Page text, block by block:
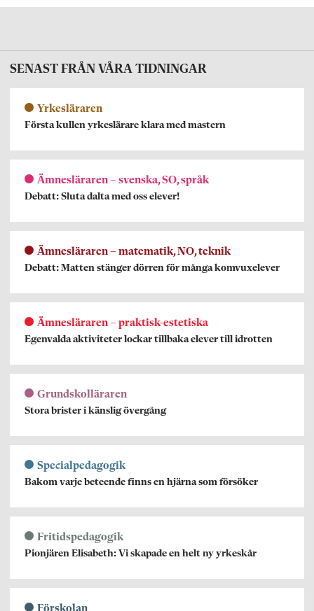
SENAST FRÅN VÅRA TIDNINGAR
Yrkesläraren
Första kullen yrkeslärare klara med mastern
Ämnesläraren – svenska, SO, språk
Debatt: Sluta dalta med oss elever!
Ämnesläraren – matematik, NO, teknik
Debatt: Matten stänger dörren för många komvuxelever
Ämnesläraren – praktisk-estetiska
Egenvalda aktiviteter lockar tillbaka elever till idrotten
Grundskolläraren
Stora brister i känslig övergång
Specialpedagogik
Bakom varje beteende finns en hjärna som försöker
Fritidspedagogik
Pionjären Elisabeth: Vi skapade en helt ny yrkeskår